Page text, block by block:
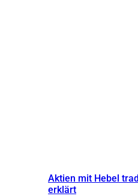
Aktien mit Hebel
erklärt